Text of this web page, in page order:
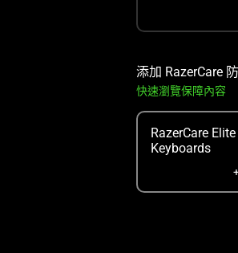
添加 RazerCare
快速瀏覽保障內容
RazerCare
Keyboards